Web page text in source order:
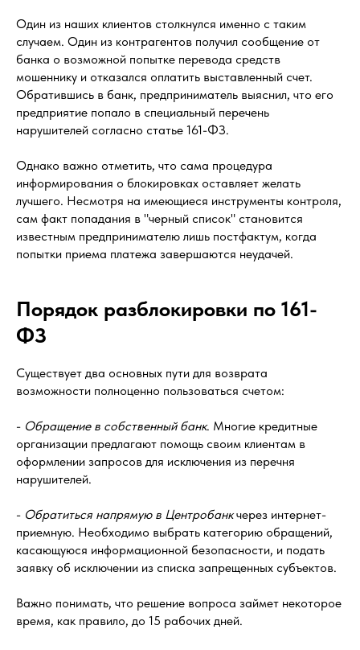
Один из наших клиентов столкнулся именно с таким
случаем. Один из контрагентов получил сообщение от
банка о возможной попытке перевода средств
мошеннику и отказался оплатить выставленный счет.
Обратившись в банк, предприниматель выяснил, что его
предприятие попало в специальный перечень
нарушителей согласно статье 161-ФЗ.
Однако важно отметить, что сама процедура
информирования о блокировках оставляет желать
лучшего. Несмотря на имеющиеся инструменты контроля,
сам факт попадания в "черный список" становится
известным предпринимателю лишь постфактум, когда
попытки приема платежа завершаются неудачей.
Порядок разблокировки по 161-
ФЗ
Существует два основных пути для возврата
возможности полноценно пользоваться счетом:
- Обращение в собственный банк. Многие кредитные
организации предлагают помощь своим клиентам в
оформлении запросов для исключения из перечня
нарушителей.
- Обратиться напрямую в Центробанкчерез интернет-
приемную. Необходимо выбрать категорию обращений,
касающуюся информационной безопасности, и подать
заявку об исключении из списка запрещенных субъектов.
Важно понимать, что решение вопроса займет некоторое
время, как правило, до 15 рабочих дней.